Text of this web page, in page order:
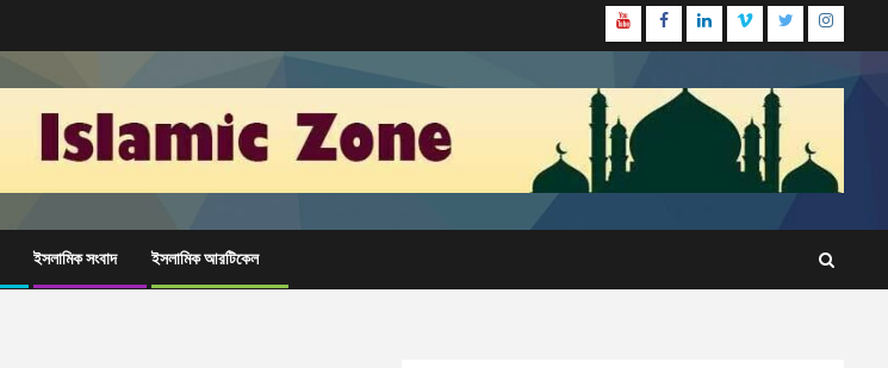
YoutubeFacebook
LinkedinVimeoTwitter
ইসলামিক সংবাদ ইসলামিক আরটিকেল